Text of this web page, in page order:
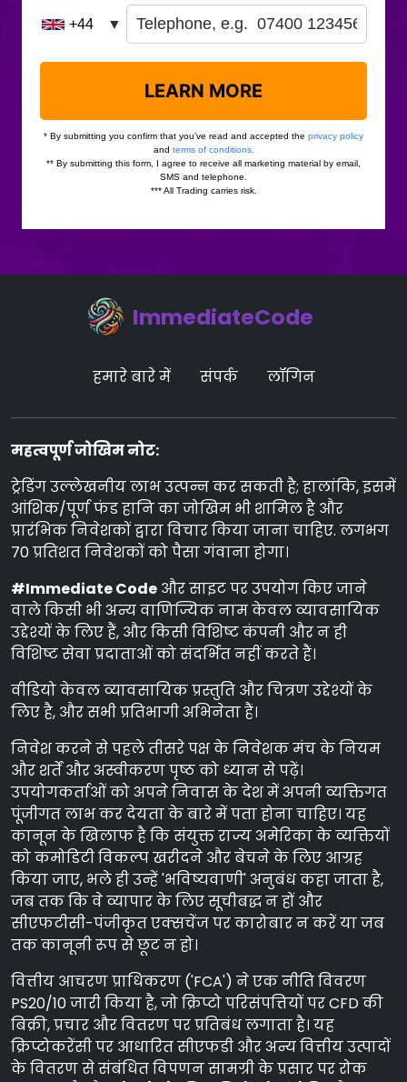
ImmediateCode
हमारे बारे में संपर्क लॉगिन
महत्वपूर्ण जोखिम नोट:
ट्रेडिंग उल्लेखनीय लाभ उत्पन्न कर सकती है; हालांकि, इसमें
आंशिक/पूर्ण फंड हानि का जोखिम भी शामिल है और
प्रारंभिक निवेशकों द्वारा विचार किया जाना चाहिए. लगभग
70 प्रतिशत निवेशकों को पैसा गंवाना होगा।
#Immediate Code और साइट पर उपयोग किए जाने
वाले किसी भी अन्य वाणिज्यिक नाम केवल व्यावसायिक
उद्देश्यों के लिए हैं, और किसी विशिष्ट कंपनी और न ही
विशिष्ट सेवा प्रदाताओं को संदर्भित नहीं करते हैं।
वीडियो केवल व्यावसायिक प्रस्तुति और चित्रण उद्देश्यों के
लिए है, और सभी प्रतिभागी अभिनेता हैं।
निवेश करने से पहले तीसरे पक्ष के निवेशक मंच के नियम
और शर्तें और अस्वीकरण पृष्ठ को ध्यान से पढ़ें।
उपयोगकर्ताओं को अपने निवास के देश में अपनी व्यक्तिगत
पूंजीगत लाभ कर देयता के बारे में पता होना चाहिए। यह
कानून के खिलाफ है कि संयुक्त राज्य अमेरिका के व्यक्तियों
को कमोडिटी विकल्प खरीदने और बेचने के लिए आग्रह
किया जाए, भले ही उन्हें 'भविष्यवाणी' अनुबंध कहा जाता है,
जब तक कि वे व्यापार के लिए सूचीबद्ध न हों और
सीएफटीसी-पंजीकृत एक्सचेंज पर कारोबार न करें या जब
तक कानूनी रूप से छूट न हो।
वित्तीय आचरण प्राधिकरण ('FCA') ने एक नीति विवरण
PS20/10 जारी किया है, जो क्रिप्टो परिसंपत्तियों पर CFD की
बिक्री, प्रचार और वितरण पर प्रतिबंध लगाता है। यह
क्रिप्टोकरेंसी पर आधारित सीएफडी और अन्य वित्तीय उत्पादों
के वितरण से संबंधित विपणन सामग्री के प्रसार पर रोक